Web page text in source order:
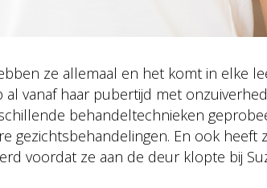
ze allemaal en het komt in elke
vanaf haar pubertijd met
behandeltechnieken
gezichtsbehandelingen. En ook heeft
voordat ze aan de deur klopte bij